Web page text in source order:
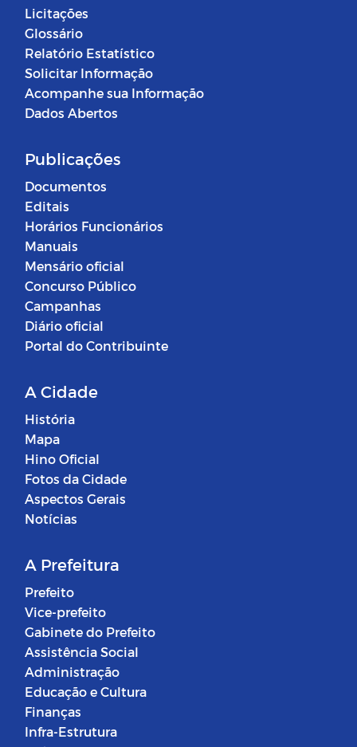
Licitações
Glossário
Relatório Estatístico
Solicitar Informação
Acompanhe sua Informação
Dados Abertos
Publicações
Documentos
Editais
Horários Funcionários
Manuais
Mensário oficial
Concurso Público
Campanhas
Diário oficial
Portal do Contribuinte
A Cidade
História
Mapa
Hino Oficial
Fotos da Cidade
Aspectos Gerais
Notícias
A Prefeitura
Prefeito
Vice-prefeito
Gabinete do Prefeito
Assistência Social
Administração
Educação e Cultura
Finanças
Infra-Estrutura